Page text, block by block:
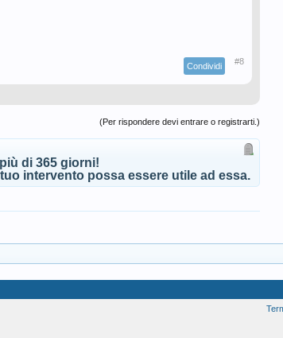
Condividi #8
(Per rispondere devi entrare o registrarti.)
di 365 giorni!
intervento possa essere utile ad essa.